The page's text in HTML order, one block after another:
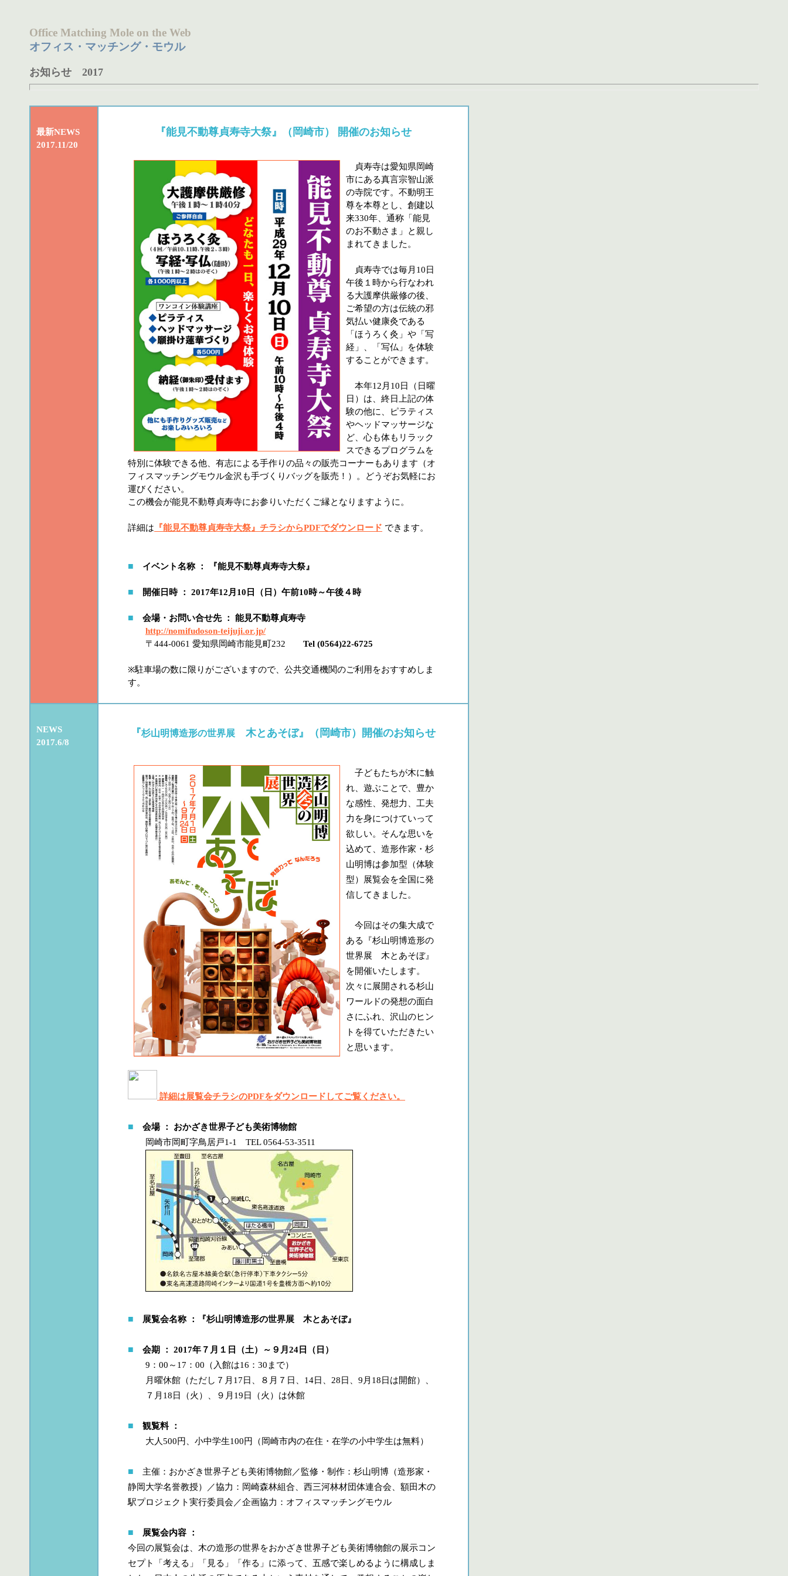
Office Matching Mole on the Web
オフィス・マッチング・モウル
お知らせ 2017
最新NEWS
2017.11/20
『能見不動尊貞寿寺大祭』（岡崎市） 開催のお知らせ
貞寿寺は愛知県岡崎
市にある真言宗智山派
の寺院です。不動明王
尊を本尊とし、創建以
来330年、通称「能見
のお不動さま」と親し
まれてきました。
貞寿寺では毎月10日
午後１時から行なわれ
る大護摩供厳修の後、
ご希望の方は伝統の邪
気払い健康灸である
「ほうろく灸」や「写
経」、「写仏」を体験
することができます。
本年12月10日（日曜
日）は、終日上記の体
験の他に、ピラティス
やヘッドマッサージな
ど、心も体もリラック
スできるプログラムを
特別に体験できる他、有志による手作りの品々の販売コーナーもあります（オ
フィスマッチングモウル金沢も手づくりバッグを販売！）。どうぞお気軽にお
運びください。
この機会が能見不動尊貞寿寺にお参りいただくご縁となりますように。
詳細は 『能見不動尊貞寿寺大祭』チラシからPDFでダウンロード できます。
■ イベント名称 ： 『能見不動尊貞寿寺大祭』
■ 開催日時 ： 2017年12月10日（日）午前10時～午後４時
■
会場・お問い合せ先 ： 能見不動尊貞寿寺
http://nomifudoson-teijuji.or.jp/
〒444-0061 愛知県岡崎市能見町232 Tel (0564)22-6725
※駐車場の数に限りがございますので、公共交通機関のご利用をおすすめしま
す。
NEWS
2017.6/8
『杉山明博造形の世界展 木とあそぼ』（岡崎市）開催のお知らせ
子どもたちが木に触
れ、遊ぶことで、豊か
な感性、発想力、工夫
力を身につけていって
欲しい。そんな思いを
込めて、造形作家・杉
山明博は参加型（体験
型）展覧会を全国に発
信してきました。
今回はその集大成で
ある『杉山明博造形の
世界展 木とあそぼ』
を開催いたします。
次々に展開される杉山
ワールドの発想の面白
さにふれ、沢山のヒン
トを得ていただきたい
と思います。
詳細は展覧会チラシのPDFをダウンロードしてご覧ください。
■
会場 ： おかざき世界子ども美術博物館
岡崎市岡町字鳥居戸1-1 TEL 0564-53-3511
■ 展覧会名称 ：『杉山明博造形の世界展 木とあそぼ』
■ 会期 ： 2017年７月１日（土）～９月24日（日）
9：00～17：00（入館は16：30まで）
月曜休館（ただし７月17日、８月７日、14日、28日、9月18日は開館）、
７月18日（火）、９月19日（火）は休館
■
観覧料 ：
大人500円、小中学生100円（岡崎市内の在住・在学の小中学生は無料）
■ 主催：おかざき世界子ども美術博物館／監修・制作：杉山明博（造形家・
静岡大学名誉教授）／協力：岡崎森林組合、西三河林材団体連合会、額田木の
駅プロジェクト実行委員会／企画協力：オフィスマッチングモウル
■
展覧会内容 ：
今回の展覧会は、木の造形の世界をおかざき世界子ども美術博物館の展示コン
セプト「考える」「見る」「作る」に添って、五感で楽しめるように構成しま